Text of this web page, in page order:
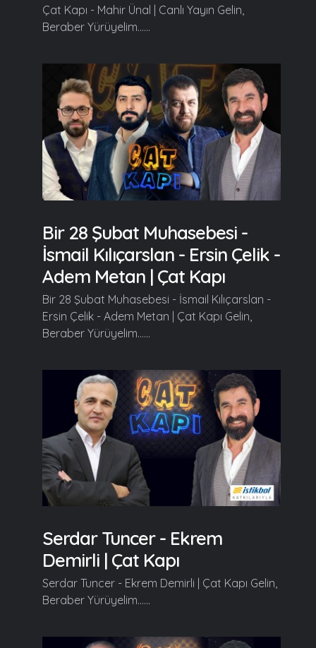
Çat Kapı - Mahir Ünal | Canlı Yayın Gelin,
Beraber Yürüyelim......
Bir 28 Şubat Muhasebesi -
İsmail Kılıçarslan - Ersin Çelik -
Adem Metan | Çat Kapı
Bir 28 Şubat Muhasebesi - İsmail Kılıçarslan -
Ersin Çelik - Adem Metan | Çat Kapı Gelin,
Beraber Yürüyelim......
Serdar Tuncer - Ekrem
Demirli | Çat Kapı
Serdar Tuncer - Ekrem Demirli | Çat Kapı Gelin,
Beraber Yürüyelim......